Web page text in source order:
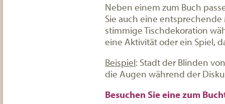
Neben einem zum Buch
Sie auch eine
stimmige Tischdekoration
eine Aktivität oder ein Spiel,
Beispiel: Stadt der Blinden
die Augen während der
Besuchen Sie eine zum